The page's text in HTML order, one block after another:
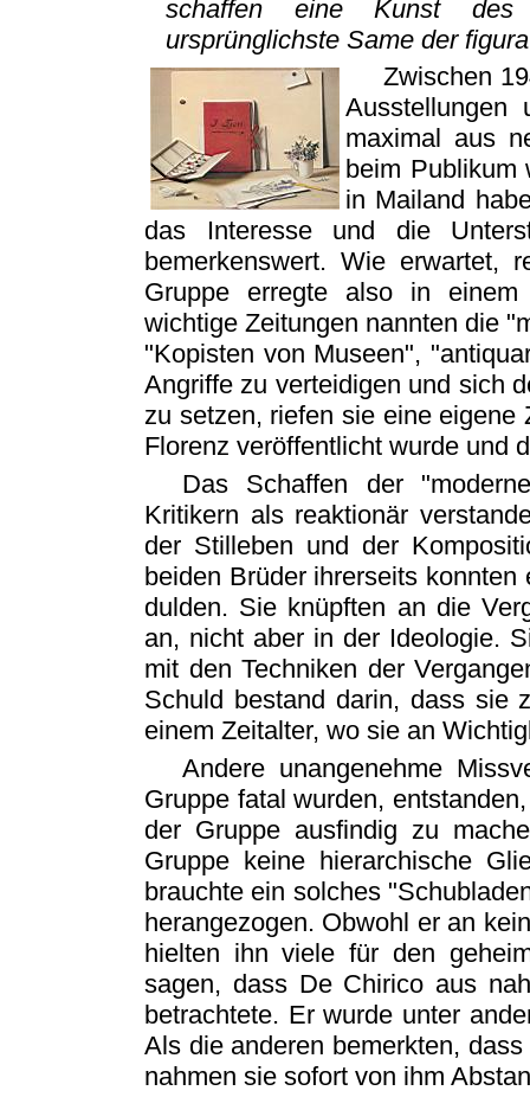
schaffen eine Kunst des
ursprünglichste Same der
Zwischen
Ausstellungen
maximal aus
beim Publikum
in Mailand
das Interesse und die
bemerkenswert. Wie erwartet,
Gruppe erregte also in
wichtige Zeitungen nannten die
"Kopisten von Museen",
Angriffe zu verteidigen und sich
zu setzen, riefen sie eine
Florenz veröffentlicht wurde und
Das Schaffen der
Kritikern als reaktionär
der Stilleben und der
beiden Brüder ihrerseits
dulden. Sie knüpften an die
an, nicht aber in der Ideologie.
mit den Techniken der
Schuld bestand darin, dass sie
einem Zeitalter, wo sie an
Andere unangenehme
Gruppe fatal wurden,
der Gruppe ausfindig zu
Gruppe keine hierarchische
brauchte ein solches
herangezogen. Obwohl er an
hielten ihn viele für den
sagen, dass De Chirico aus
betrachtete. Er wurde unter
Als die anderen bemerkten,
nahmen sie sofort von ihm